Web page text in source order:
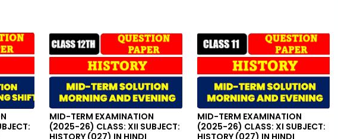
MID-TERM EXAMINATION
(2025-26) CLASS: XII SUBJECT:
HISTORY (027) IN HINDI
MID-TERM EXAMINATION
(2025-26) CLASS: XI SUBJECT:
HISTORY (027) IN HINDI